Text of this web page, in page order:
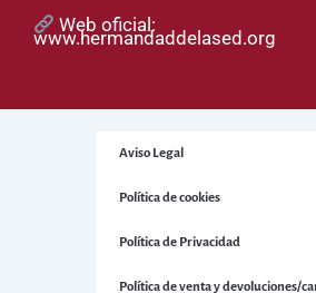
Web oficial:
www.hermandaddelased.org
Aviso Legal
Política de cookies
Política de Privacidad
Política de venta y devoluciones/